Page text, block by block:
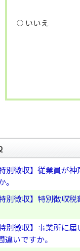
いいえ
別徴収】従業員が
別徴収】特別徴収
別徴収】事業所に
違いですか。